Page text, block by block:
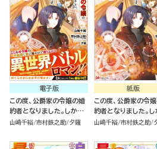
電子版
この度、公爵家の令嬢の婚
約者となりました。しかし、
噂では性格が悪く、十歳も
山﨑千裕 市村鉄之助 夕薙
紙版
この度、公爵家の令
約者となりました。し
噂では性格が悪く、十
山﨑千裕 市村鉄之助